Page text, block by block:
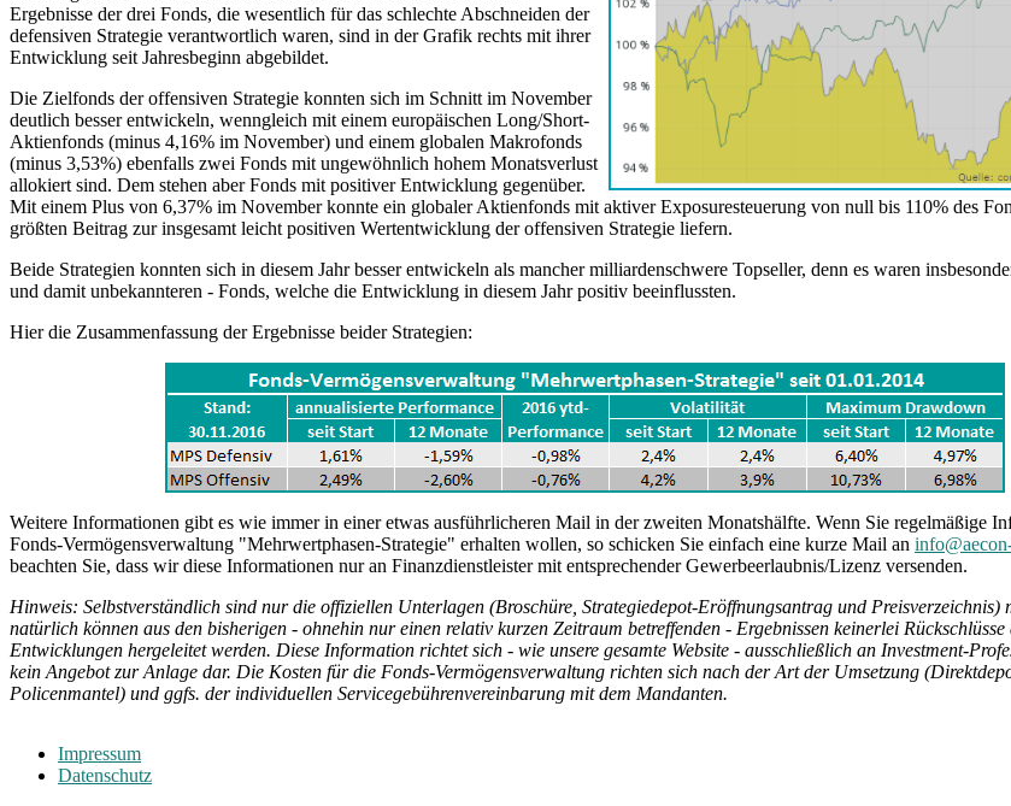
Ergebnisse der drei Fonds, die wesentlich für das schlechte Abschneiden der
defensiven Strategie verantwortlich waren, sind in der Grafik rechts mit ihrer
Entwicklung seit Jahresbeginn abgebildet.
Die Zielfonds der offensiven Strategie konnten sich im Schnitt im November
deutlich besser entwickeln, wenngleich mit einem europäischen Long/Short-
Aktienfonds (minus 4,16% im November) und einem globalen Makrofonds
(minus 3,53%) ebenfalls zwei Fonds mit ungewöhnlich hohem Monatsverlust
allokiert sind. Dem stehen aber Fonds mit positiver Entwicklung gegenüber.
Mit einem Plus von 6,37% im November konnte ein globaler Aktienfonds mit aktiver Exposuresteuerung von null bis 110% des
größten Beitrag zur insgesamt leicht positiven Wertentwicklung der offensiven Strategie liefern.
Beide Strategien konnten sich in diesem Jahr besser entwickeln als mancher milliardenschwere Topseller, denn es waren
und damit unbekannteren - Fonds, welche die Entwicklung in diesem Jahr positiv beeinflussten.
Hier die Zusammenfassung der Ergebnisse beider Strategien:
Weitere Informationen gibt es wie immer in einer etwas ausführlicheren Mail in der zweiten Monatshälfte. Wenn Sie regelmäßige
Fonds-Vermögensverwaltung "Mehrwertphasen-Strategie" erhalten wollen, so schicken Sie einfach eine kurze Mail an
beachten Sie, dass wir diese Informationen nur an Finanzdienstleister mit entsprechender Gewerbeerlaubnis/Lizenz versenden.
Hinweis: Selbstverständlich sind nur die offiziellen Unterlagen (Broschüre, Strategiedepot-Eröffnungsantrag und Preisverzeichnis)
natürlich können aus den bisherigen - ohnehin nur einen relativ kurzen Zeitraum betreffenden - Ergebnissen keinerlei Rückschlüsse
Entwicklungen hergeleitet werden. Diese Information richtet sich - wie unsere gesamte Website - ausschließlich an Investment-
kein Angebot zur Anlage dar. Die Kosten für die Fonds-Vermögensverwaltung richten sich nach der Art der Umsetzung
Policenmantel) und ggfs. der individuellen Servicegebührenvereinbarung mit dem Mandanten.
Impressum
Datenschutz